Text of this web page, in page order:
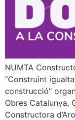
NUMTA
“Construint
construcció”
Obres Catalunya,
Constructora